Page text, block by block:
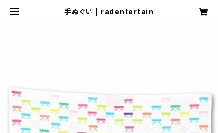
手ぬぐい | radentertain